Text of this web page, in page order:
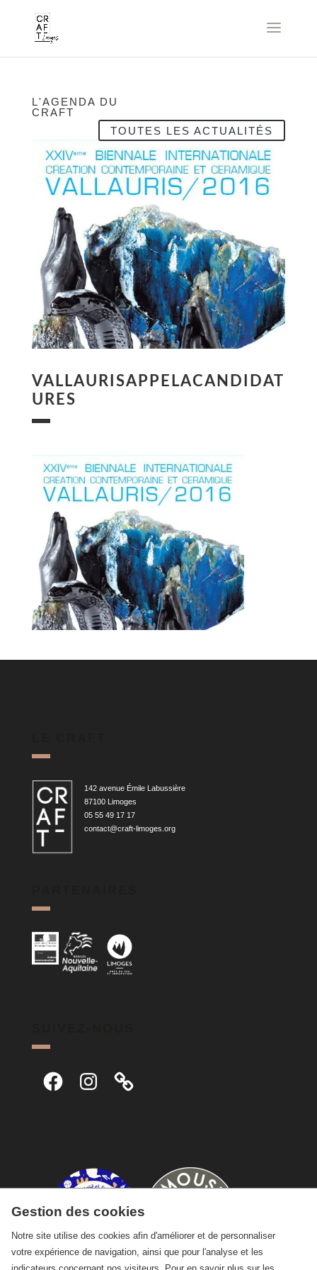
L'AGENDA DU
CRAFT
TOUTES LES ACTUALITÉS
VALLAURISAPPELACANDIDAT
URES
142 avenue Émile Labussière
87100 Limoges
05 55 49 17 17
contact@craft-limoges.org
FacebookInstagram
Gestion des cookies
Notre site utilise des cookies afin d'améliorer et de personnaliser
votre expérience de navigation, ainsi que pour l'analyse et les